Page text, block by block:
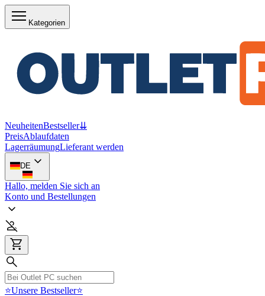
Kategorien
NeuheitenBestseller⇊
PreisAblaufdaten
LagerräumungLieferant werden
DE
Hallo, melden Sie sich an
Konto und Bestellungen
⭐Unsere Bestseller⭐